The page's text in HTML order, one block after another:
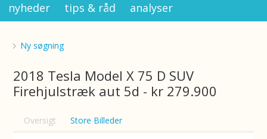
nyheder
tips & råd analyser
Ny søgning
2018 Tesla Model X 75 D SUV
Firehjulstræk aut 5d - kr 279.900
Oversigt Store Billeder